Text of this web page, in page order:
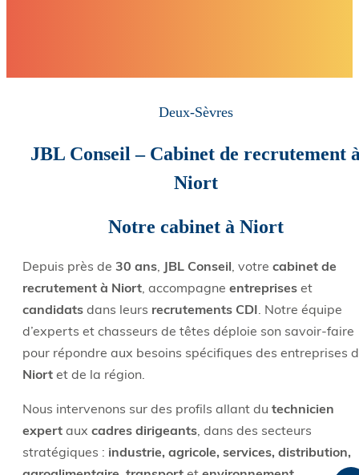
Deux-Sèvres
JBL Conseil – Cabinet de recrutement
Niort
Notre cabinet à Niort
Depuis près de 30 ans, JBL Conseil, votre cabinet de
recrutement à Niort, accompagne entreprises et
candidats dans leurs recrutements CDI. Notre équipe
d’experts et chasseurs de têtes déploie son savoir-faire
pour répondre aux besoins spécifiques des entreprises
Niort et de la région.
Nous intervenons sur des profils allant du technicien
expert aux cadres dirigeants, dans des secteurs
stratégiques : industrie, agricole, services, distribution,